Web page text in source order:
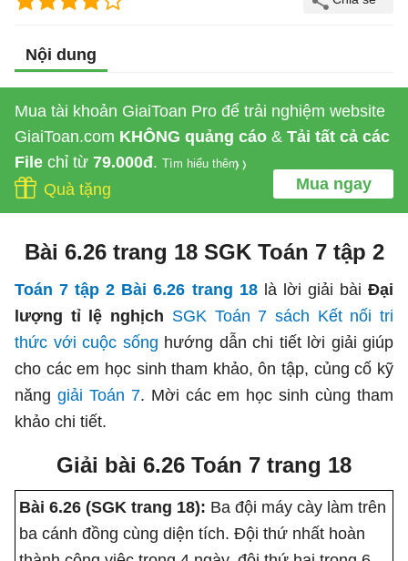
Nội dung
Mua tài khoản GiaiToan Pro để trải nghiệm website
GiaiToan.com KHÔNG quảng cáo & Tải tất cả các
File chỉ từ 79.000đ. Tìm hiểu thêm
Mua ngay
Quà tặng
Bài 6.26 trang 18 SGK Toán 7 tập 2
Toán 7 tập 2 Bài 6.26 trang 18 là lời giải bàiĐại
lượng tỉ lệ nghịch SGK Toán 7 sách Kết nối tri
thức với cuộc sống hướng dẫn chi tiết lời giải giúp
cho các em học sinh tham khảo, ôn tập, củng cố kỹ
năng giải Toán 7. Mời các em học sinh cùng tham
khảo chi tiết.
Giải bài 6.26 Toán 7 trang 18
Bài 6.26 (SGK trang 18): Ba đội máy cày làm trên
ba cánh đồng cùng diện tích. Đội thứ nhất hoàn